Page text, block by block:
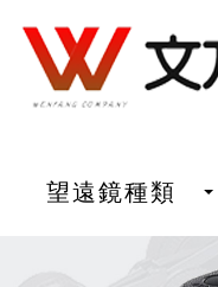
望遠鏡種類